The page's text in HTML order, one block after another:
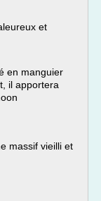
et
en manguier
il apportera
massif vieilli et